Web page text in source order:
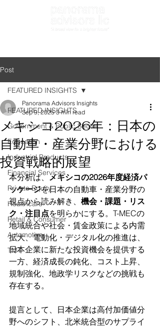
Post
FEATURED INSIGHTS
Government & Public Sector
Education
Industrial Products
Financial Services
Private Equity
Healthcare
Retail & Consumer
Automotive
TMT
FEATURED INSIGHTS
メキシコ2026年：日本の
自動車・産業分野における
投資戦略的展望
Panorama Advisors Insights
Sep 9, 2025 3 min read
本分析は、 メキシコの2026年度経済パ
ッケージを日本の自動車・産業分野の
視点から読み解き、 機会・課題・リス
ク・注目点を明らかにする。T-MECの
地域統合や社会・賃金政策による内需
拡大、電動化・デジタル化の推進は、
日本企業に新たな投資機会を提供する
一方、経済成長の鈍化、コスト上昇、
規制強化、地政学リスクなどの挑戦も
存在する。
提言として、日本企業は高付加価値分
野へのシフト、北米統合型のサプライ